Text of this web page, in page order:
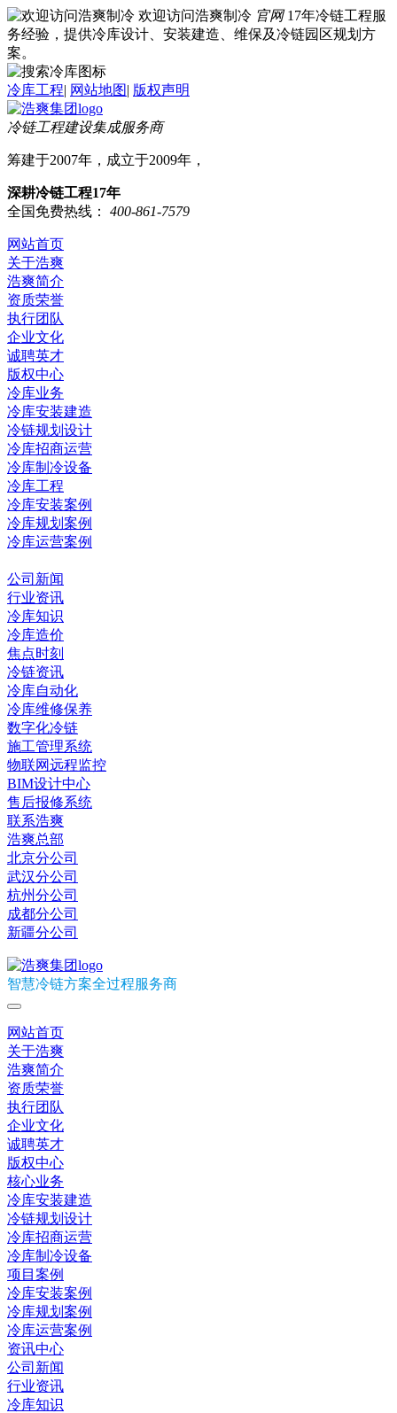
欢迎访问浩爽制冷 官网 17年冷链工程服
务经验，提供冷库设计、安装建造、维保及冷链园区规划方
案。
冷库工程| 网站地图| 版权声明
冷链工程建设集成服务商
筹建于2007年，成立于2009年，
深耕冷链工程17年
全国免费热线：
400-861-7579
网站首页
关于浩爽
浩爽简介
资质荣誉
执行团队
企业文化
诚聘英才
版权中心
冷库业务
冷库安装建造
冷链规划设计
冷库招商运营
冷库制冷设备
冷库工程
冷库安装案例
冷库规划案例
冷库运营案例
公司新闻
行业资讯
冷库知识
冷库造价
焦点时刻
冷链资讯
冷库自动化
冷库维修保养
数字化冷链
施工管理系统
物联网远程监控
BIM设计中心
售后报修系统
联系浩爽
浩爽总部
北京分公司
武汉分公司
杭州分公司
成都分公司
新疆分公司
智慧冷链方案全过程服务商
网站首页
关于浩爽
浩爽简介
资质荣誉
执行团队
企业文化
诚聘英才
版权中心
核心业务
冷库安装建造
冷链规划设计
冷库招商运营
冷库制冷设备
项目案例
冷库安装案例
冷库规划案例
冷库运营案例
资讯中心
公司新闻
行业资讯
冷库知识